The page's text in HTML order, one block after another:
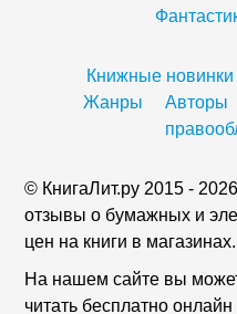
Книжные новинки
Жанры
Авторы
© КнигаЛит.ру 2015 -
отзывы о бумажных и
цен на книги в магазинах.
На нашем сайте вы
читать бесплатно